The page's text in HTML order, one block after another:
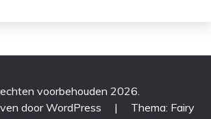
voorbehouden 2026.
door WordPress
|
Thema: Fairy